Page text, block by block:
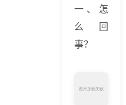
一、怎
么回
事？